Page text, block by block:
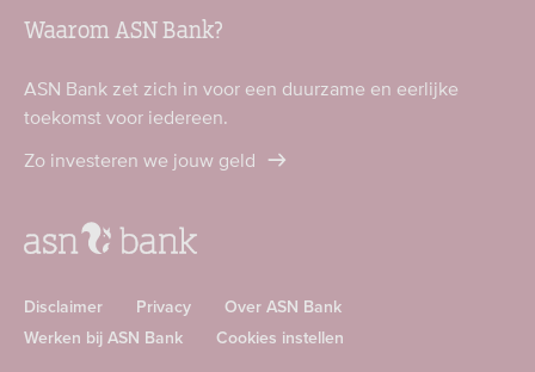
Waarom ASN Bank?
ASN Bank zet zich in voor een duurzame en eerlijke
toekomst voor iedereen.
Zo investeren we jouw geld
Disclaimer Privacy
Over ASN Bank
Werken bij ASN Bank
Cookies instellen